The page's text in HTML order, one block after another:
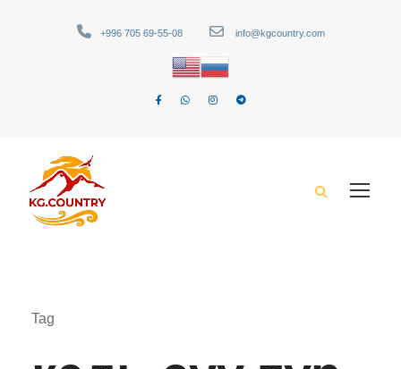
+996 705 69-55-08 info@kgcountry.com
Tag